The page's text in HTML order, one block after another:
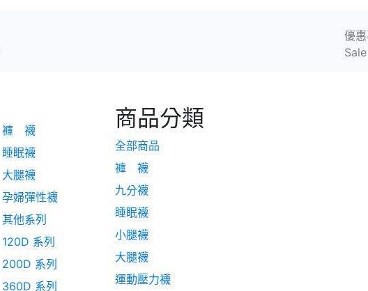
優
Sale
褲 襪
睡眠襪
大腿襪
孕婦彈性襪
其他系列
120D 系列
200D 系列
360D 系列
商品分類
全部商品
褲 襪
九分襪
睡眠襪
小腿襪
大腿襪
運動壓力襪